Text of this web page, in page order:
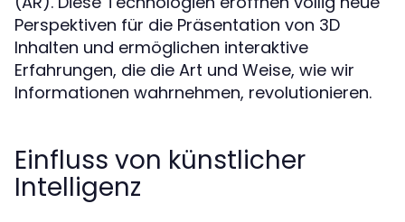
Perspektiven für die Präsentation von 3D
Inhalten und ermöglichen interaktive
Erfahrungen, die die Art und Weise, wie wir
Informationen wahrnehmen, revolutionieren.
Einfluss von künstlicher
Intelligenz